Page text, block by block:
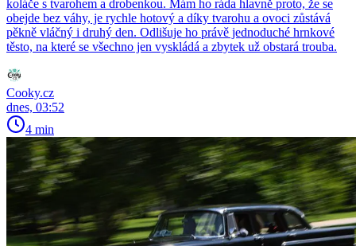
koláče s tvarohem a drobenkou. Mám ho ráda hlavně proto, že se
obejde bez váhy, je rychle hotový a díky tvarohu a ovoci zůstává
pěkně vláčný i druhý den. Odlišuje ho právě jednoduché hrnkové
těsto, na které se všechno jen vyskládá a zbytek už obstará trouba.
Cooky.cz
dnes, 03:52
4 min